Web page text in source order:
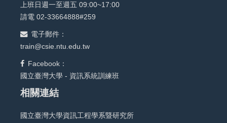
上班日週一至週五 09:00~17:00
請電 02-33664888#259
電子郵件：
train@csie.ntu.edu.tw
Facebook：
國立臺灣大學 - 資訊系統訓練班
相關連結
國立臺灣大學資訊工程學系暨研究所